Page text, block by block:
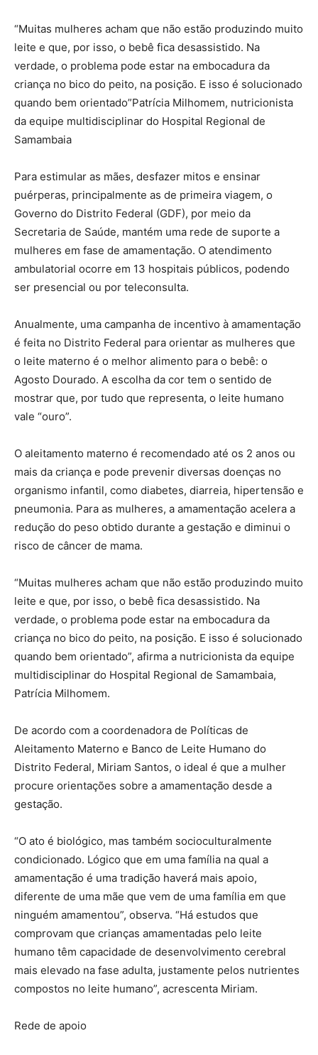
“Muitas mulheres acham que não estão produzindo muito
leite e que, por isso, o bebê fica desassistido. Na
verdade, o problema pode estar na embocadura da
criança no bico do peito, na posição. E isso é solucionado
quando bem orientado”Patrícia Milhomem, nutricionista
da equipe multidisciplinar do Hospital Regional de
Samambaia
Para estimular as mães, desfazer mitos e ensinar
puérperas, principalmente as de primeira viagem, o
Governo do Distrito Federal (GDF), por meio da
Secretaria de Saúde, mantém uma rede de suporte a
mulheres em fase de amamentação. O atendimento
ambulatorial ocorre em 13 hospitais públicos, podendo
ser presencial ou por teleconsulta.
Anualmente, uma campanha de incentivo à amamentação
é feita no Distrito Federal para orientar as mulheres que
o leite materno é o melhor alimento para o bebê: o
Agosto Dourado. A escolha da cor tem o sentido de
mostrar que, por tudo que representa, o leite humano
vale “ouro”.
O aleitamento materno é recomendado até os 2 anos ou
mais da criança e pode prevenir diversas doenças no
organismo infantil, como diabetes, diarreia, hipertensão e
pneumonia. Para as mulheres, a amamentação acelera a
redução do peso obtido durante a gestação e diminui o
risco de câncer de mama.
“Muitas mulheres acham que não estão produzindo muito
leite e que, por isso, o bebê fica desassistido. Na
verdade, o problema pode estar na embocadura da
criança no bico do peito, na posição. E isso é solucionado
quando bem orientado”, afirma a nutricionista da equipe
multidisciplinar do Hospital Regional de Samambaia,
Patrícia Milhomem.
De acordo com a coordenadora de Políticas de
Aleitamento Materno e Banco de Leite Humano do
Distrito Federal, Miriam Santos, o ideal é que a mulher
procure orientações sobre a amamentação desde a
gestação.
“O ato é biológico, mas também socioculturalmente
condicionado. Lógico que em uma família na qual a
amamentação é uma tradição haverá mais apoio,
diferente de uma mãe que vem de uma família em que
ninguém amamentou”, observa. “Há estudos que
comprovam que crianças amamentadas pelo leite
humano têm capacidade de desenvolvimento cerebral
mais elevado na fase adulta, justamente pelos nutrientes
compostos no leite humano”, acrescenta Miriam.
Rede de apoio